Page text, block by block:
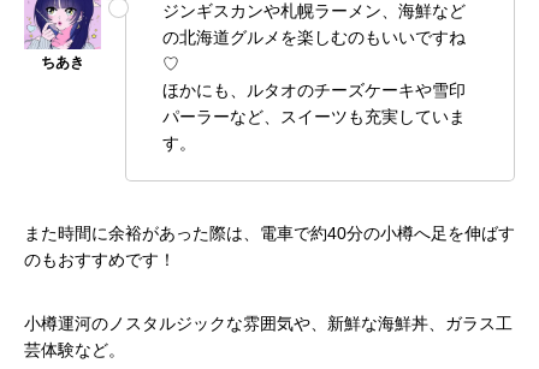
ジンギスカンや札幌ラーメン、海鮮など
の北海道グルメを楽しむのもいいですね
♡
ほかにも、ルタオのチーズケーキや雪印
パーラーなど、スイーツも充実していま
す。
また時間に余裕があった際は、電車で約40分の小樽へ足を伸ばす
のもおすすめです！
小樽運河のノスタルジックな雰囲気や、新鮮な海鮮丼、ガラス工
芸体験など。